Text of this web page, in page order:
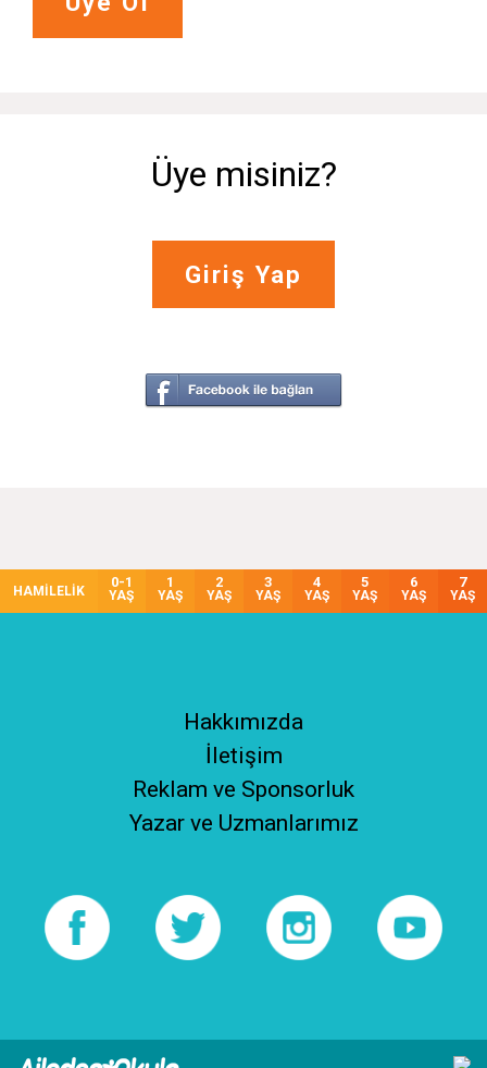
Üye misiniz?
Giriş Yap
HAMİLELİK
0-1
YAŞ
1
YAŞ
2
YAŞ
3
YAŞ
4
YAŞ
5
YAŞ
6
YAŞ
7
YAŞ
Hakkımızda
İletişim
Reklam ve Sponsorluk
Yazar ve Uzmanlarımız